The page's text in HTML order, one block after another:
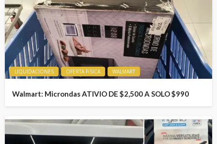
LIQUIDACIONES OFERTA FISICA WALMART
Walmart: Microndas ATIVIO DE $2,500 A SOLO $990